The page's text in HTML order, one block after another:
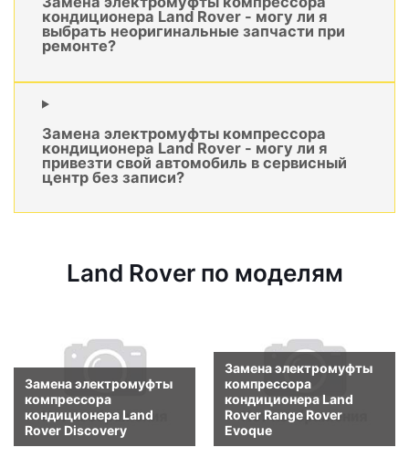
кондиционера Land Rover - могу ли я
выбрать неоригинальные запчасти при
ремонте?
Замена электромуфты компрессора
кондиционера Land Rover - могу ли я
привезти свой автомобиль в сервисный
центр без записи?
Land Rover по моделям
Замена электромуфты
компрессора
кондиционера Land
Rover Discovery
Замена электромуфты
компрессора
кондиционера Land
Rover Range Rover
Evoque